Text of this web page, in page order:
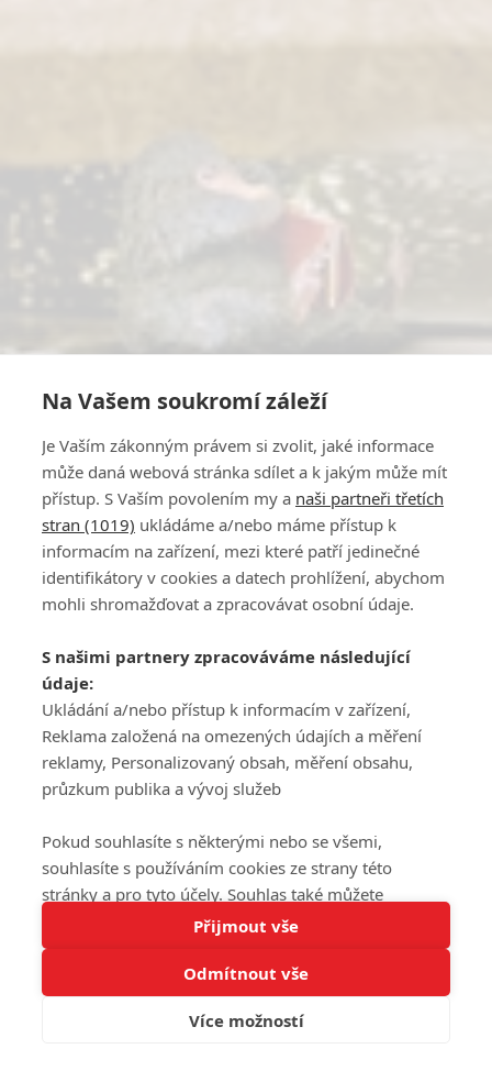
Tato stránka používá soubory cookies.
Rozumím
Na Vašem soukromí záleží
Je Vaším zákonným právem si zvolit, jaké informace
může daná webová stránka sdílet a k jakým může mít
přístup. S Vaším povolením my a naši partneři třetích
stran (1019) ukládáme a/nebo máme přístup k
informacím na zařízení, mezi které patří jedinečné
identifikátory v cookies a datech prohlížení, abychom
mohli shromažďovat a zpracovávat osobní údaje.
S našimi partnery zpracováváme následující
údaje:
Ukládání a/nebo přístup k informacím v zařízení,
Reklama založená na omezených údajích a měření
reklamy, Personalizovaný obsah, měření obsahu,
průzkum publika a vývoj služeb
Pokud souhlasíte s některými nebo se všemi,
souhlasíte s používáním cookies ze strany této
stránky a pro tyto účely. Souhlas také můžete
odmítnout, ale v takovém případě vám na stránce
nebudou k dispozici některé personalizované funkce.
Vaše volby souhlasu se budou vztahovat pouze na
tuto webovou stránku. Vaše nastavení a odvolání
souhlasu můžete kdykoli změnit na stránce s
Přijmout vše
Odmítnout vše
Více možností